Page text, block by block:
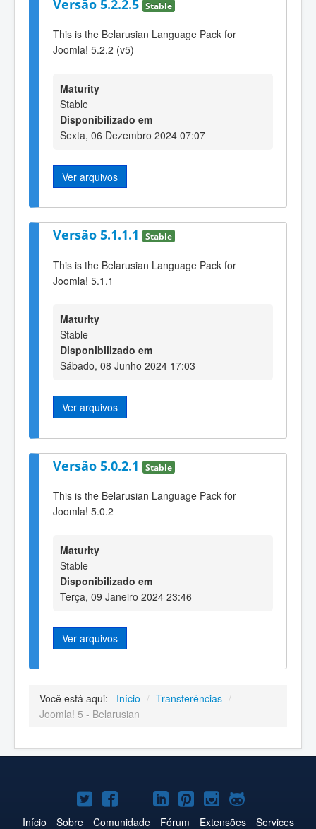
Versão 5.2.2.5 Stable
This is the Belarusian Language Pack for
Joomla! 5.2.2 (v5)
Maturity
Stable
Disponibilizado em
Sexta, 06 Dezembro 2024 07:07
Ver arquivos
Versão 5.1.1.1 Stable
This is the Belarusian Language Pack for
Joomla! 5.1.1
Maturity
Stable
Disponibilizado em
Sábado, 08 Junho 2024 17:03
Ver arquivos
Versão 5.0.2.1 Stable
This is the Belarusian Language Pack for
Joomla! 5.0.2
Maturity
Stable
Disponibilizado em
Terça, 09 Janeiro 2024 23:46
Ver arquivos
Você está aqui: Início / Transferências /
Joomla! 5 - Belarusian
Joomla!
no
Joomla!
no
Joomla!
no
Joomla!
no
Joomla!
no
Joomla!
no
Joomla!
no
Início Sobre Comunidade Fórum Extensões Services